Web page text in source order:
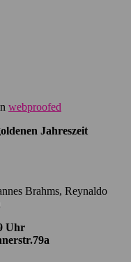
webproofed
Jahreszeit
Brahms, Reynaldo
Uhr